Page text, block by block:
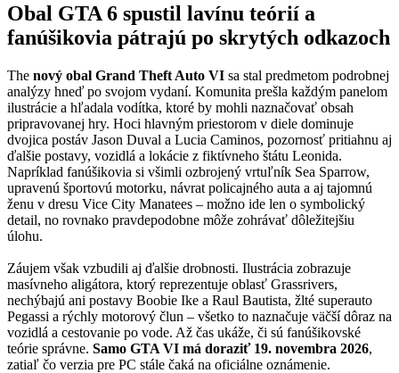
Obal GTA 6 spustil lavínu teórií a
fanúšikovia pátrajú po skrytých odkazoch
The nový obal Grand Theft Auto VI sa stal predmetom podrobnej
analýzy hneď po svojom vydaní. Komunita prešla každým panelom
ilustrácie a hľadala vodítka, ktoré by mohli naznačovať obsah
pripravovanej hry. Hoci hlavným priestorom v diele dominuje
dvojica postáv Jason Duval a Lucia Caminos, pozornosť pritiahnu aj
ďalšie postavy, vozidlá a lokácie z fiktívneho štátu Leonida.
Napríklad fanúšikovia si všimli ozbrojený vrtuľník Sea Sparrow,
upravenú športovú motorku, návrat policajného auta a aj tajomnú
ženu v dresu Vice City Manatees – možno ide len o symbolický
detail, no rovnako pravdepodobne môže zohrávať dôležitejšiu
úlohu.
Záujem však vzbudili aj ďalšie drobnosti. Ilustrácia zobrazuje
masívneho aligátora, ktorý reprezentuje oblasť Grassrivers,
nechýbajú ani postavy Boobie Ike a Raul Bautista, žlté superauto
Pegassi a rýchly motorový člun – všetko to naznačuje väčší dôraz na
vozidlá a cestovanie po vode. Až čas ukáže, či sú fanúšikovské
teórie správne. Samo GTA VI má doraziť 19. novembra 2026,
zatiaľ čo verzia pre PC stále čaká na oficiálne oznámenie.